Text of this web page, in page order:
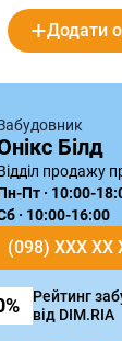
Додати
Білд
продажу
Пт · 10:00-
· 10:00-16:00
(098) XXX XX
Рейтинг
від DIM.RIA